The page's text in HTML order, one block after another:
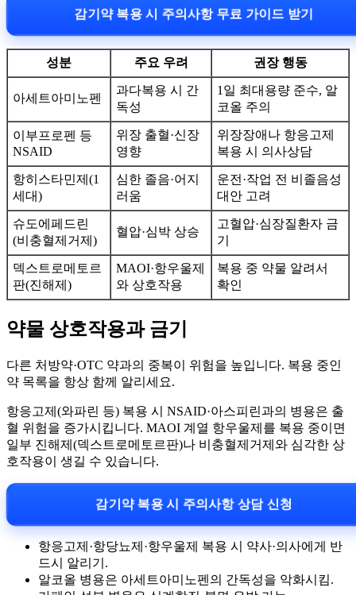
감기약 복용 시 주의사항 무료 가이드 받기
성분 주요 우려 권장 행동
아세트아미노펜
과다복용 시 간
독성
1일 최대용량 준수, 알
코올 주의
이부프로펜 등
NSAID
위장 출혈·신장
영향
위장장애나 항응고제
복용 시 의사상담
항히스타민제(1
세대)
심한 졸음·어지
러움
운전·작업 전 비졸음성
대안 고려
슈도에페드린
(비충혈제거제)
혈압·심박 상승
고혈압·심장질환자 금
기
덱스트로메토르
판(진해제)
MAOI·항우울제
와 상호작용
복용 중 약물 알려서
확인
약물 상호작용과 금기
다른 처방약·OTC 약과의 중복이 위험을 높입니다. 복용 중인
약 목록을 항상 함께 알리세요.
항응고제(와파린 등) 복용 시 NSAID·아스피린과의 병용은 출
혈 위험을 증가시킵니다. MAOI 계열 항우울제를 복용 중이면
일부 진해제(덱스트로메토르판)나 비충혈제거제와 심각한 상
호작용이 생길 수 있습니다.
감기약 복용 시 주의사항 상담 신청
항응고제·항당뇨제·항우울제 복용 시 약사·의사에게 반
드시 알리기.
알코올 병용은 아세트아미노펜의 간독성을 악화시킴.